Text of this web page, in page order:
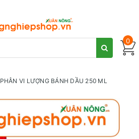
0
PHÂN VI LƯỢNG BÁNH DẦU 250 ML